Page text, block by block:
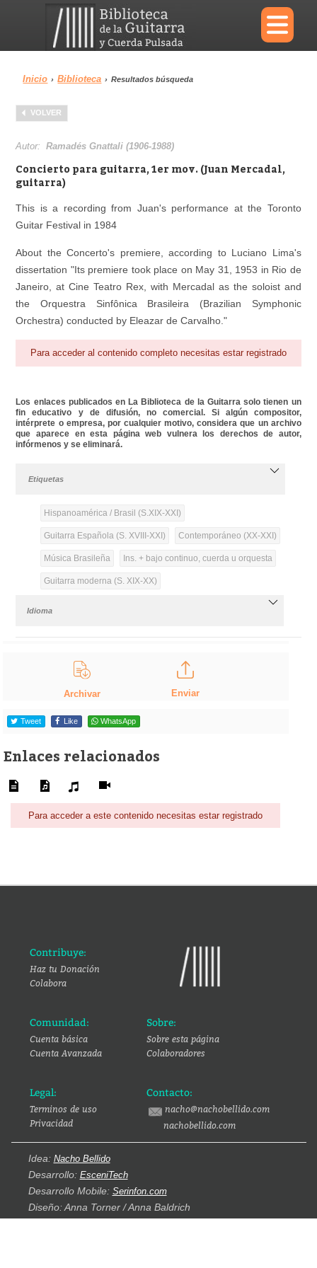
×
Menu
Biblioteca
Área personal
Inicio › Biblioteca › Resultados búsqueda
VOLVER
Autor:Ramadés Gnattali (1906-1988)
Concierto para guitarra, 1er mov. (Juan Mercadal,
guitarra)
This is a recording from Juan's performance at the Toronto
Guitar Festival in 1984
About the Concerto's premiere, according to Luciano Lima's
dissertation "Its premiere took place on May 31, 1953 in Rio de
Janeiro, at Cine Teatro Rex, with Mercadal as the soloist and
the Orquestra Sinfônica Brasileira (Brazilian Symphonic
Orchestra) conducted by Eleazar de Carvalho."
Para acceder al contenido completo necesitas estar registrado
Los enlaces publicados en La Biblioteca de la Guitarra solo tienen un
fin educativo y de difusión, no comercial. Si algún compositor,
intérprete o empresa, por cualquier motivo, considera que un archivo
que aparece en esta página web vulnera los derechos de autor,
infórmenos y se eliminará.
Etiquetas
Hispanoamérica / Brasil (S.XIX-XXI)
Guitarra Española (S. XVIII-XXI) Contemporáneo (XX-XXI)
Música Brasileña Ins. + bajo continuo, cuerda u orquesta
Guitarra moderna (S. XIX-XX)
Idioma
Archivar Enviar
Tweet Like WhatsApp
Enlaces relacionados
Para acceder a este contenido necesitas estar registrado
Contribuye:
Haz tu Donación
Colabora
Comunidad:
Cuenta básica
Cuenta Avanzada
Sobre:
Sobre esta página
Colaboradores
Legal:
Terminos de uso
Privacidad
Contacto:
nacho@nachobellido.com
nachobellido.com
Idea: Nacho Bellido
Desarrollo: EsceniTech
Desarrollo Mobile: Serinfon.com
Diseño: Anna Torner / Anna Baldrich